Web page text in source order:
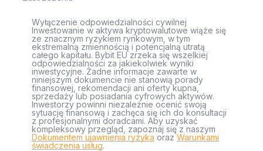
Wyłączenie odpowiedzialności cywilnej
Inwestowanie w aktywa kryptowalutowe wiąże się
ze znacznym ryzykiem rynkowym, w tym
ekstremalną zmiennością i potencjalną utratą
całego kapitału. Bybit EU zrzeka się wszelkiej
odpowiedzialności za jakiekolwiek wyniki
inwestycyjne. Żadne informacje zawarte w
niniejszym dokumencie nie stanowią porady
finansowej, rekomendacji ani oferty kupna,
sprzedaży lub posiadania cyfrowych aktywów.
Inwestorzy powinni niezależnie ocenić swoją
sytuację finansową i zachęca się ich do konsultacji
z profesjonalnymi doradcami. Aby uzyskać
kompleksowy przegląd, zapoznaj się z naszym
Dokumentem ujawnienia ryzyka orazWarunkami
świadczenia usług.